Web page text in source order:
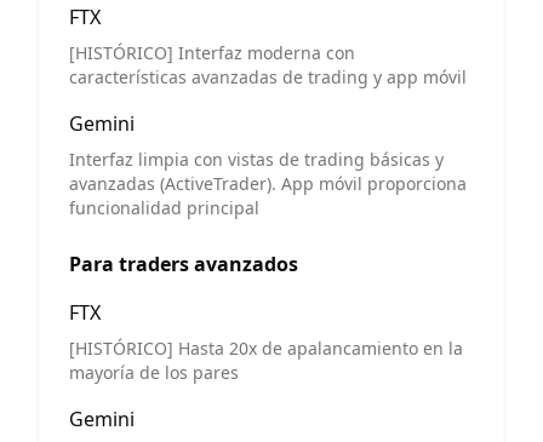
FTX
[HISTÓRICO] Interfaz moderna con
características avanzadas de trading y app móvil
Gemini
Interfaz limpia con vistas de trading básicas y
avanzadas (ActiveTrader). App móvil proporciona
funcionalidad principal
Para traders avanzados
FTX
[HISTÓRICO] Hasta 20x de apalancamiento en la
mayoría de los pares
Gemini